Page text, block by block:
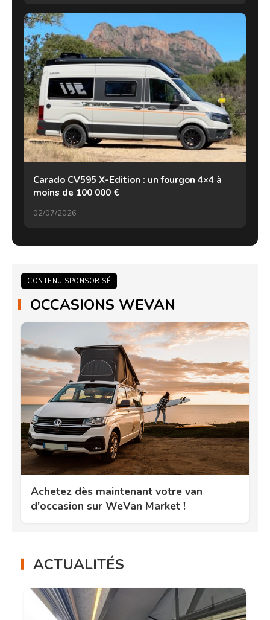
Carado CV595 X-Edition : un fourgon 4×4 à
moins de 100 000 €
02/07/2026
CONTENU SPONSORISÉ
OCCASIONS WEVAN
Achetez dès maintenant votre van
d'occasion sur WeVan Market !
ACTUALITÉS